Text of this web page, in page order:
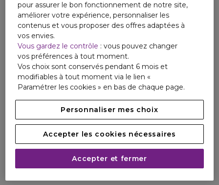
pour assurer le bon fonctionnement de notre site,
améliorer votre expérience, personnaliser les
contenus et vous proposer des offres adaptées à
vos envies.
Vous gardez le contrôle : vous pouvez changer
vos préférences à tout moment.
Vos choix sont conservés pendant 6 mois et
modifiables à tout moment via le lien «
Paramétrer les cookies » en bas de chaque page.
Personnaliser mes choix
Accepter les cookies nécessaires
Accepter et fermer